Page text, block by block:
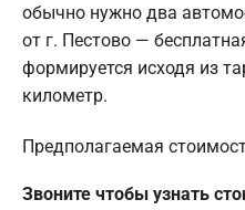
обычно нужно два
от г. Пестово —
формируется исходя из
километр.
Предполагаемая
Звоните чтобы узнать